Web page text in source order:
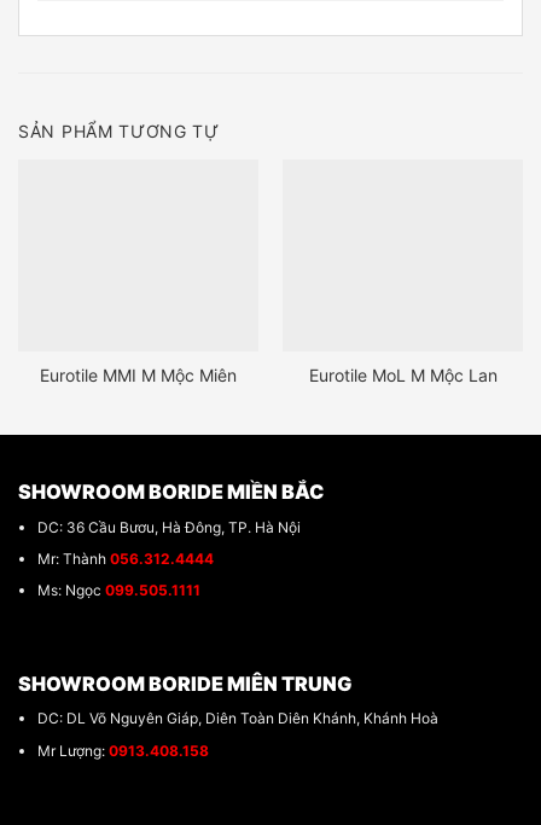
SẢN PHẨM TƯƠNG TỰ
Eurotile MMI M Mộc Miên Eurotile MoL M Mộc Lan
SHOWROOM BORIDE MIỀN BẮC
DC: 36 Cầu Bươu, Hà Đông, TP. Hà Nội
Mr: Thành 056.312.4444
Ms: Ngọc 099.505.1111
SHOWROOM BORIDE MIÊN TRUNG
DC: DL Võ Nguyên Giáp, Diên Toàn Diên Khánh, Khánh Hoà
Mr Lượng: 0913.408.158